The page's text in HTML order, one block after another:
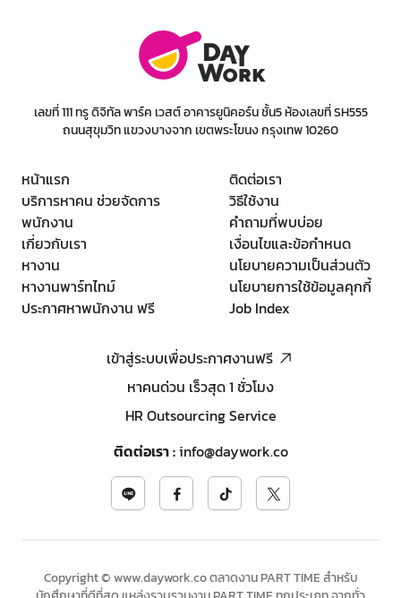
เลขที่ 111 ทรู ดิจิทัล พาร์ค เวสต์ อาคารยูนิคอร์น ชั้น5 ห้องเลขที่ SH555
ถนนสุขุมวิท แขวงบางจาก เขตพระโขนง กรุงเทพ 10260
หน้าแรก
บริการหาคน ช่วยจัดการ
พนักงาน
เกี่ยวกับเรา
หางาน
หางานพาร์ทไทม์
ประกาศหาพนักงาน ฟรี
ติดต่อเรา
วิธีใช้งาน
คำถามที่พบบ่อย
เงื่อนไขและข้อกำหนด
นโยบายความเป็นส่วนตัว
นโยบายการใช้ข้อมูลคุกกี้
Job Index
เข้าสู่ระบบเพื่อประกาศงานฟรี
หาคนด่วน เร็วสุด 1 ชั่วโมง
HR Outsourcing Service
ติดต่อเรา:info@daywork.co
Copyright © www.daywork.co ตลาดงาน PART TIME สำหรับ